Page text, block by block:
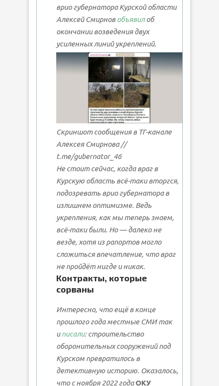
врио губернатора Курской области
Алексей Смирновобъявилоб
окончании возведения двух
усиленных линий укреплений.
Скриншот сообщения в ТГ-канале
Алексея Смирнова //
t.me/gubernator_46
Не стоит сейчас, когда враг в
Курскую область всё-таки вторгся,
подозревать врио губернатора в
излишнем оптимизме. Ведь
укрепления, как мы теперь знаем,
всё-таки были. Но — далеко не
везде, хотя из рапортов могло
сложиться впечатление, что враг
не пройдёт нигде и никак.
Контракты, которые
сорваны
Интересно, что ещё в конце
прошлого года местные СМИ так
иписали: строительство
оборонительных сооружений под
Курском превратилось в
детективную историю. Оказалось,
что с ноября 2022 годаОКУ